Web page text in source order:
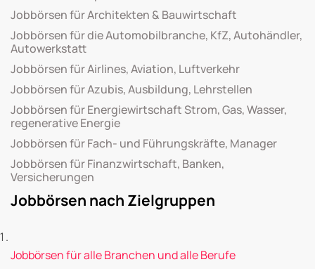
Jobbörsen für Architekten & Bauwirtschaft
Jobbörsen für die Automobilbranche, KfZ, Autohändler,
Autowerkstatt
Jobbörsen für Airlines, Aviation, Luftverkehr
Jobbörsen für Azubis, Ausbildung, Lehrstellen
Jobbörsen für Energiewirtschaft Strom, Gas, Wasser,
regenerative Energie
Jobbörsen für Fach- und Führungskräfte, Manager
Jobbörsen für Finanzwirtschaft, Banken,
Versicherungen
Jobbörsen nach Zielgruppen
Jobbörsen für alle Branchen und alle Berufe